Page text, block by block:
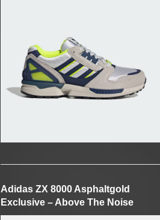
Adidas ZX 8000 Asphaltgold
Exclusive – Above The Noise